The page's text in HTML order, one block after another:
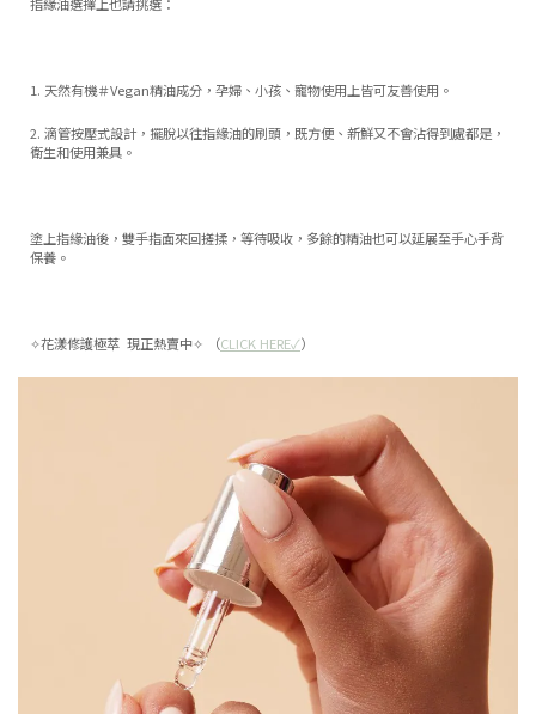
1. 天然有機＃Vegan精油成分，孕婦、小孩、寵物使用上皆可友善使用。
2. 滴管按壓式設計，擺脫以往指緣油的刷頭，既方便、新鮮又不會沾得到處都是，
衛生和使用兼具。
塗上指緣油後，雙手指面來回搓揉，等待吸收，多餘的精油也可以延展至手心手背
保養。
✧花漾修護極萃 現正熱賣中✧ （CLICK HERE✓）